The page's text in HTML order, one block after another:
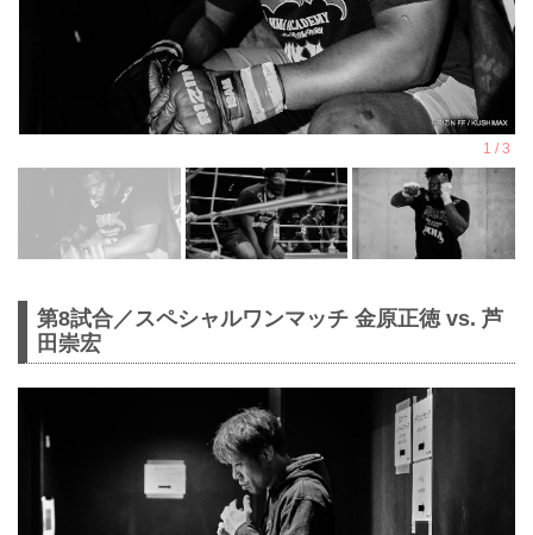
第8試合／スペシャルワンマッチ 金原正徳 vs. 芦
田崇宏